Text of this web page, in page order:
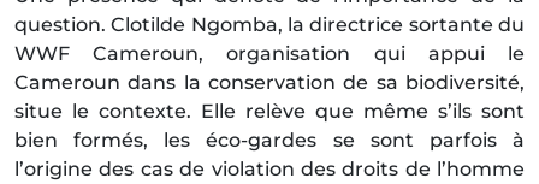
question. Clotilde Ngomba, la directrice sortante du
WWF Cameroun, organisation qui appui le
Cameroun dans la conservation de sa biodiversité,
situe le contexte. Elle relève que même s’ils sont
bien formés, les éco-gardes se sont parfois à
l’origine des cas de violation des droits de l’homme